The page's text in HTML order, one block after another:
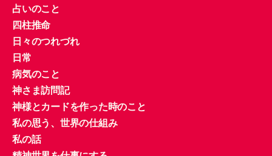
占いのこと
四柱推命
日々のつれづれ
日常
病気のこと
神さま訪問記
神様とカードを作った時のこと
私の思う、世界の仕組み
私の話